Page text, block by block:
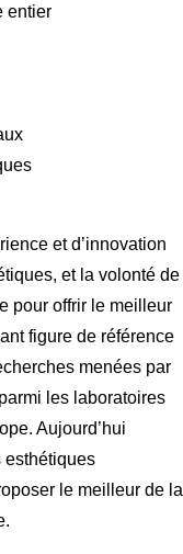
entier
et d’innovation
et la volonté de
pour offrir le meilleur
figure de référence
menées par
les laboratoires
Aujourd’hui
esthétiques
le meilleur de la